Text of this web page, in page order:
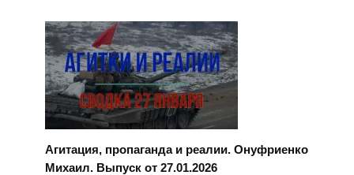
Агитация, пропаганда и реалии. Онуфриенко
Михаил. Выпуск от 27.01.2026